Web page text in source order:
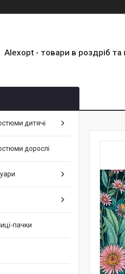
Alexopt - товари в роздріб та
дитячі
дорослі
пачки